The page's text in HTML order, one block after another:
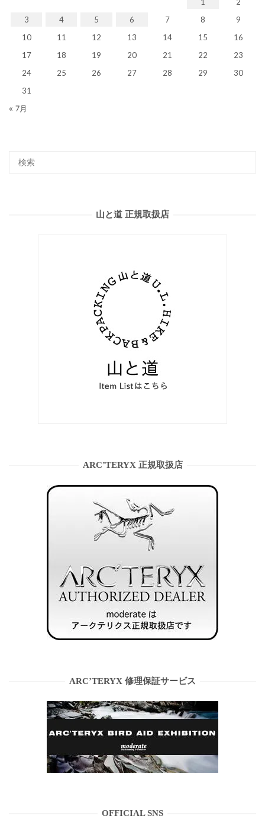
1
2
3
4 5 6 7 8
9
10
11 12 13 14 15
16
17
18 19 20 21 22
23
24
25 26 27 28 29
30
31
« 7月
山と道 正規取扱店
ARC’TERYX 正規取扱店
ARC’TERYX 修理保証サービス
OFFICIAL SNS